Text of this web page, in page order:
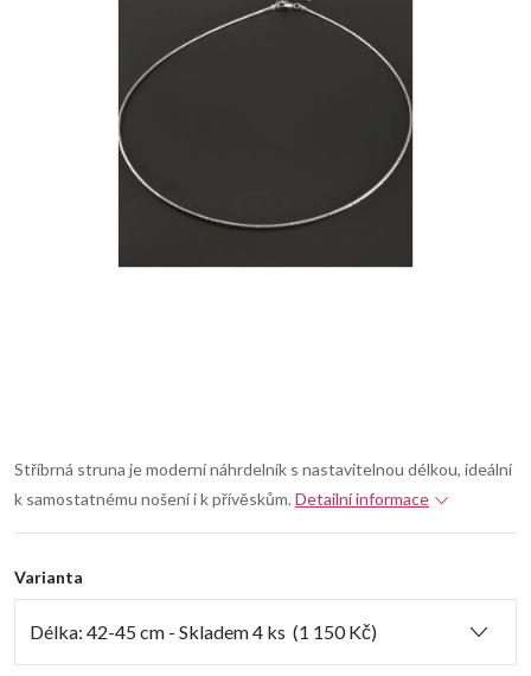
Stříbrná struna je moderní náhrdelník s nastavitelnou délkou, ideální
k samostatnému nošení i k přívěskům. Detailní informace
Varianta